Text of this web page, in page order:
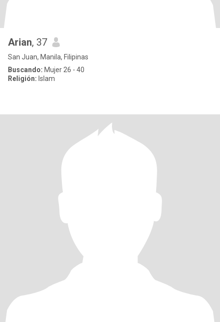
Arian, 37
San Juan, Manila, Filipinas
Buscando: Mujer 26 - 40
Religión: Islam